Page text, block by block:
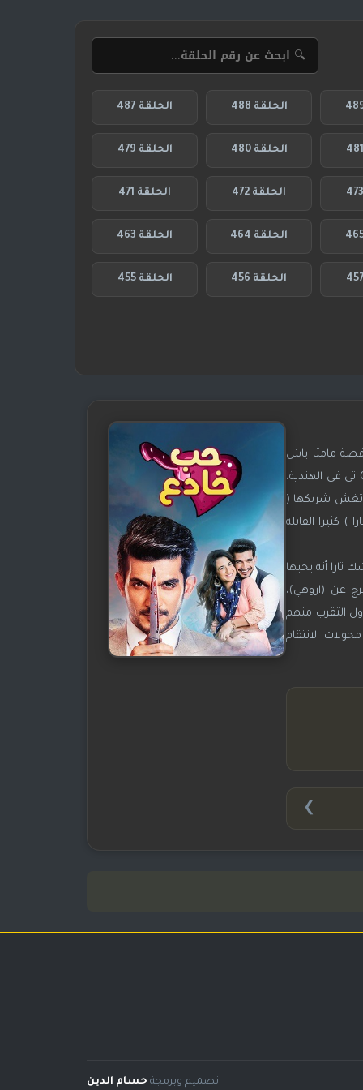
الحلقة 488 الحلقة 487
الحلقة 480 الحلقة 479
الحلقة 472 الحلقة 471
الحلقة 464 الحلقة 463
الحلقة 456 الحلقة 455
مامتا ياش
باتنايك، الأبطال الرئيسين هم أرجون بيجلاني وعائشة بنوار ونيا شارما، عرض العرض لأول مرة في 20 سبتمبر 2017 على قناة Colors تي في الهندية،
275 مترجمة البداية تقتل امرأة تغش شريكها (
كثيرا القاتلة
تارا أنه يحبها
السجن لمدة 15 سنة، بعد سنتان يفرج عن (اروهي)،
التقرب منهم
الانتقام
❯
تصميم وبرمجة حسام الدين